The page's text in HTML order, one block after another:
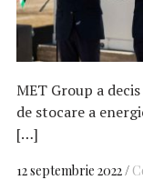
MET Group a
de stocare a
[…]
12 septembrie 2022